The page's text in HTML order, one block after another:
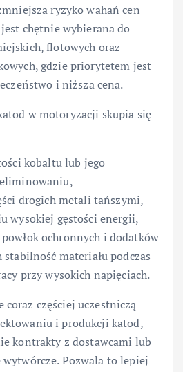
ryzyko wahań cen
chętnie wybierana do
flotowych oraz
gdzie priorytetem jest
i niższa cena.
w motoryzacji skupia się
kobaltu lub jego
drogich metali tańszymi,
wysokiej gęstości energii,
ochronnych i dodatków
materiału podczas
przy wysokich napięciach.
częściej uczestniczą
i produkcji katod,
kontrakty z dostawcami lub
Pozwala to lepiej